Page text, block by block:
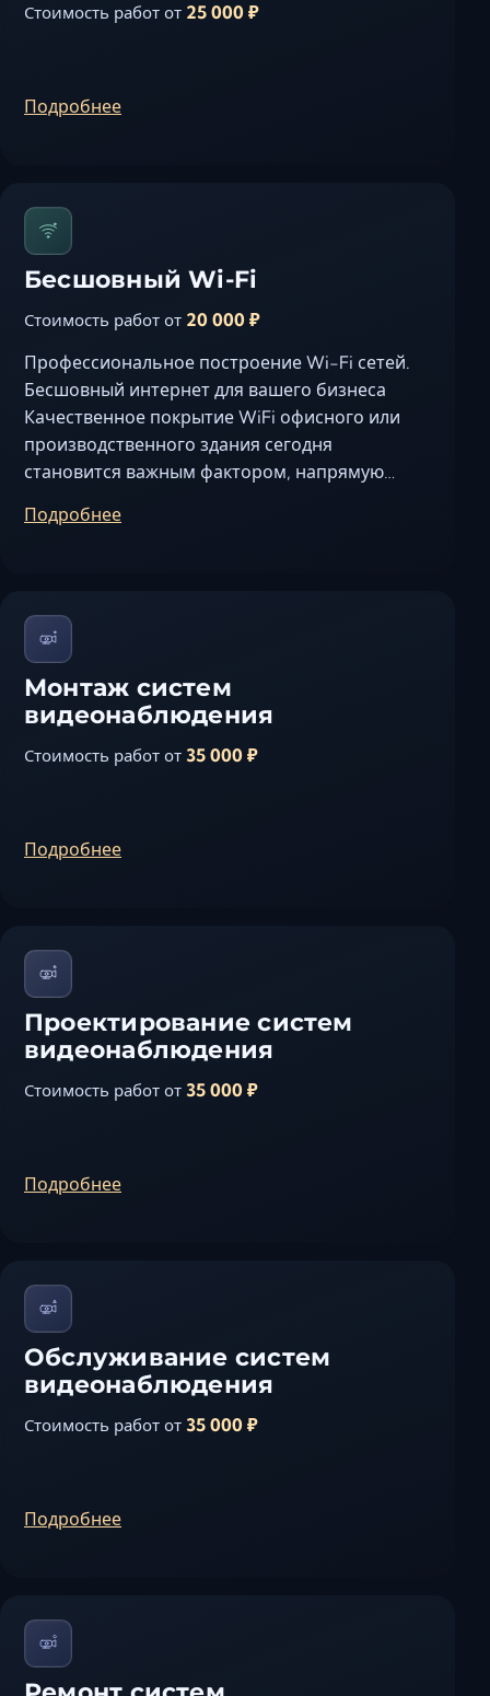
Стоимость работ от 25 000 ₽
Подробнее
Бесшовный Wi-Fi
Стоимость работ от 20 000 ₽
Профессиональное построение Wi-Fi сетей.
Бесшовный интернет для вашего бизнеса
Качественное покрытие WiFi офисного или
производственного здания сегодня
становится важным фактором, напрямую
процессов.…
Подробнее
Монтаж систем
видеонаблюдения
Стоимость работ от 35 000 ₽
Подробнее
Проектирование систем
видеонаблюдения
Стоимость работ от 35 000 ₽
Подробнее
Обслуживание систем
видеонаблюдения
Стоимость работ от 35 000 ₽
Подробнее